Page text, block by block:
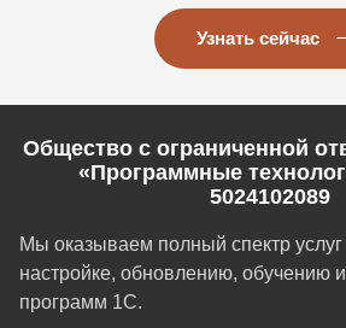
Узнать сейчас
Общество с ограниченной
«Программные
5024102089
Мы оказываем полный спектр услуг
настройке, обновлению, обучению
программ 1С.